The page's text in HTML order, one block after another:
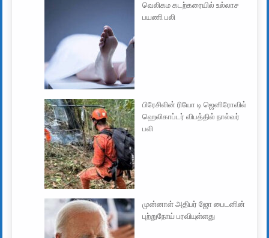
வெலிகம கடற்கரையில் உல்லாச
பயணி பலி
பிரேசிலின் ரியோ டி ஜெனிரோவில்
ஹெலிகாப்டர் விபத்தில் நால்வர்
பலி
முன்னாள் அதிபர் ஜோ பைடனின்
புற்றுநோய் பரவியுள்ளது